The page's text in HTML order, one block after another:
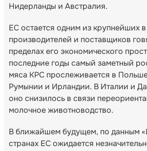
Нидерланды и Австралия.
ЕС остается одним из крупнейших
производителей и поставщиков
пределах его экономического
последние годы самый заметный
мяса КРС прослеживается в
Румынии и Ирландии. В Италии и
оно снизилось в связи
молочное животноводство.
В ближайшем будущем, по данным
странах ЕС ожидается